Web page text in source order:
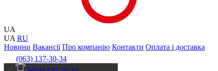
UA
UA RU
Новини Вакансії Про компанію Контакти Оплата і доставка
(063) 137-30-34